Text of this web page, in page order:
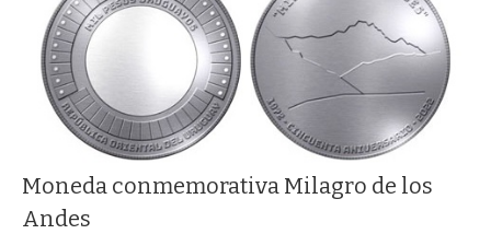
Moneda conmemorativa Milagro de los
Andes